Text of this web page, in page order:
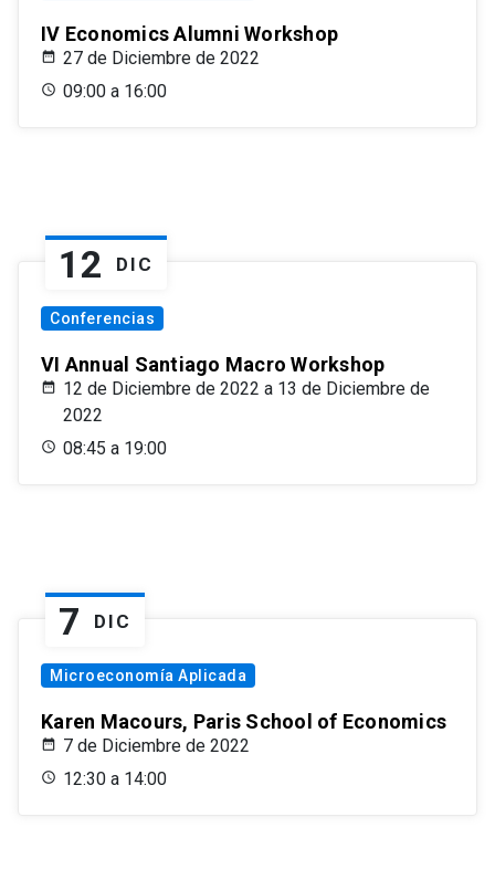
IV Economics Alumni Workshop
27 de Diciembre de 2022
09:00 a 16:00
12 DIC
Conferencias
VI Annual Santiago Macro Workshop
12 de Diciembre de 2022 a 13 de Diciembre de
2022
08:45 a 19:00
7 DIC
Microeconomía Aplicada
Karen Macours, Paris School of Economics
7 de Diciembre de 2022
12:30 a 14:00